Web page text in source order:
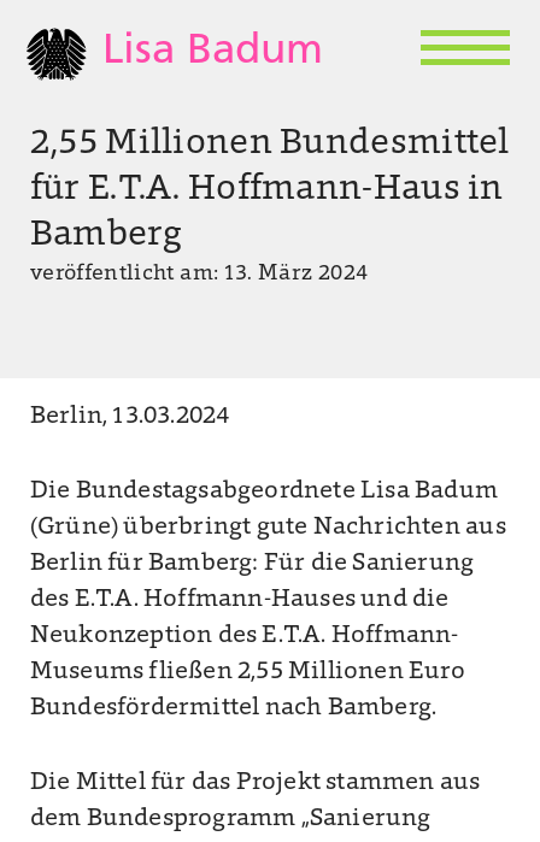
Lisa Badum
2,55 Millionen Bundesmittel
für E.T.A. Hoffmann-Haus in
Bamberg
veröffentlicht am: 13. März 2024
Berlin, 13.03.2024
Die Bundestagsabgeordnete Lisa Badum
(Grüne) überbringt gute Nachrichten aus
Berlin für Bamberg: Für die Sanierung
des E.T.A. Hoffmann-Hauses und die
Neukonzeption des E.T.A. Hoffmann-
Museums fließen 2,55 Millionen Euro
Bundesfördermittel nach Bamberg.
Die Mittel für das Projekt stammen aus
dem Bundesprogramm „Sanierung